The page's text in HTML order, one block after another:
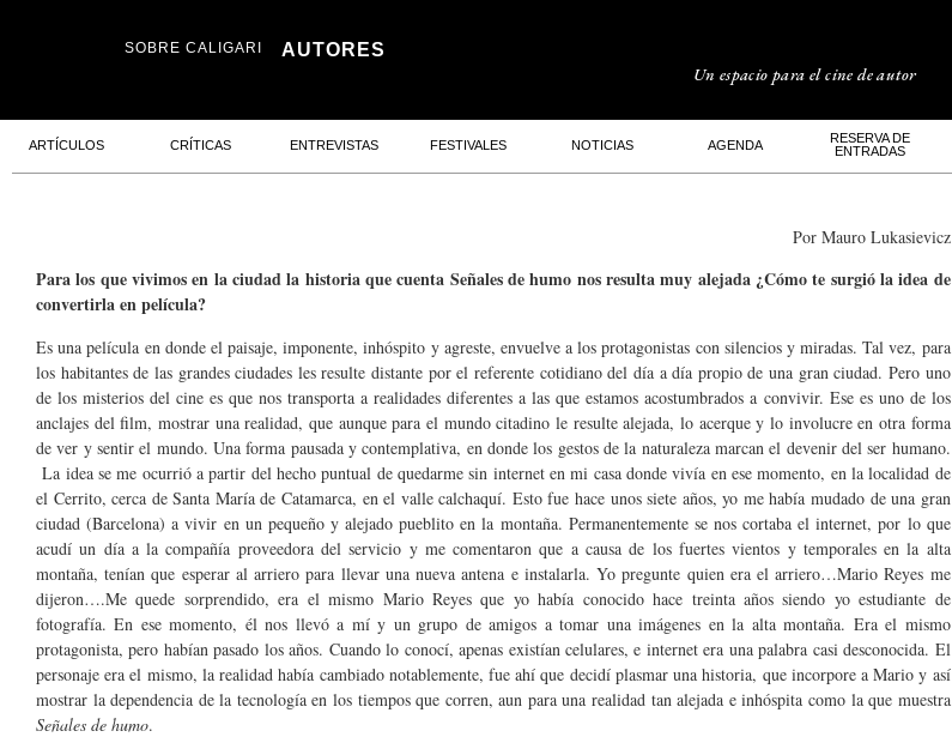
AUTORES
SOBRE CALIGARI
Un espacio para el cine de autor
ARTÍCULOS CRÍTICAS ENTREVISTAS FESTIVALES NOTICIAS AGENDA
RESERVA DE
ENTRADAS
Por Mauro Lukasievicz
Para los que vivimos en la ciudad la historia que cuenta Señales de humo nos resulta muy alejada ¿Cómo te surgió la idea de
convertirla en película?
Es una película en donde el paisaje, imponente, inhóspito y agreste, envuelve a los protagonistas con silencios y miradas. Tal vez, para
los habitantes de las grandes ciudades les resulte distante por el referente cotidiano del día a día propio de una gran ciudad. Pero uno
de los misterios del cine es que nos transporta a realidades diferentes a las que estamos acostumbrados a convivir. Ese es uno de los
anclajes del film, mostrar una realidad, que aunque para el mundo citadino le resulte alejada, lo acerque y lo involucre en otra forma
de ver y sentir el mundo. Una forma pausada y contemplativa, en donde los gestos de la naturaleza marcan el devenir del ser humano.
La idea se me ocurrió a partir del hecho puntual de quedarme sin internet en mi casa donde vivía en ese momento, en la localidad de
el Cerrito, cerca de Santa María de Catamarca, en el valle calchaquí. Esto fue hace unos siete años, yo me había mudado de una gran
ciudad (Barcelona) a vivir en un pequeño y alejado pueblito en la montaña. Permanentemente se nos cortaba el internet, por lo que
acudí un día a la compañía proveedora del servicio y me comentaron que a causa de los fuertes vientos y temporales en la alta
montaña, tenían que esperar al arriero para llevar una nueva antena e instalarla. Yo pregunte quien era el arriero…Mario Reyes me
dijeron….Me quede sorprendido, era el mismo Mario Reyes que yo había conocido hace treinta años siendo yo estudiante de
fotografía. En ese momento, él nos llevó a mí y un grupo de amigos a tomar una imágenes en la alta montaña. Era el mismo
protagonista, pero habían pasado los años. Cuando lo conocí, apenas existían celulares, e internet era una palabra casi desconocida. El
personaje era el mismo, la realidad había cambiado notablemente, fue ahí que decidí plasmar una historia, que incorpore a Mario y así
mostrar la dependencia de la tecnología en los tiempos que corren, aun para una realidad tan alejada e inhóspita como la que muestra
Señales de humo.